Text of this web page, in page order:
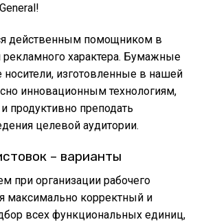
действенным помощником в
рекламного характера. Бумажные
изготовленные в нашей
инновационным технологиям,
продуктивно преподать
целевой аудитории.
– варианты
при организации рабочего
максимально корректный и
всех функциональных единиц,